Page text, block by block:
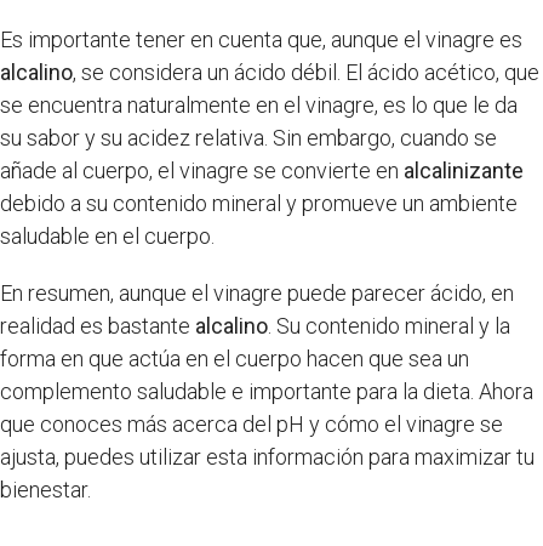
Es importante tener en cuenta que, aunque el vinagre es
alcalino, se considera un ácido débil. El ácido acético, que
se encuentra naturalmente en el vinagre, es lo que le da
su sabor y su acidez relativa. Sin embargo, cuando se
añade al cuerpo, el vinagre se convierte en alcalinizante
debido a su contenido mineral y promueve un ambiente
saludable en el cuerpo.
En resumen, aunque el vinagre puede parecer ácido, en
realidad es bastante alcalino . Su contenido mineral y la
forma en que actúa en el cuerpo hacen que sea un
complemento saludable e importante para la dieta. Ahora
que conoces más acerca del pH y cómo el vinagre se
ajusta, puedes utilizar esta información para maximizar tu
bienestar.